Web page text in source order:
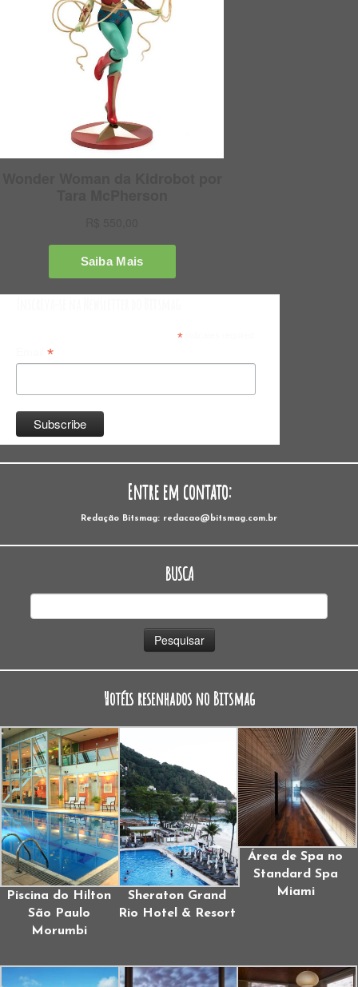
*indicates required
*
Entre em contato:
Redação Bitsmag: redacao@bitsmag.com.br
BUSCA
Hotéis resenhados no Bitsmag
Piscina do Hilton
São Paulo
Morumbi
Sheraton Grand
Rio Hotel & Resort
Área de Spa no
Standard Spa
Miami